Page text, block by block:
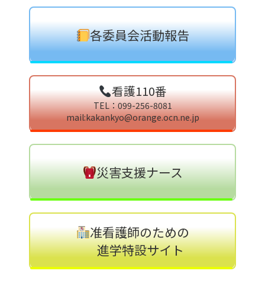
各委員会活動報告
看護110番
TEL：099-256-8081
mail:kakankyo@orange.ocn.ne.jp
災害支援ナース
准看護師のための
進学特設サイト